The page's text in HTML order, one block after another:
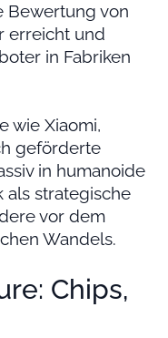
Bewertung von
erreicht und
in Fabriken
wie Xiaomi,
geförderte
in humanoide
als strategische
vor dem
Wandels.
Chips,